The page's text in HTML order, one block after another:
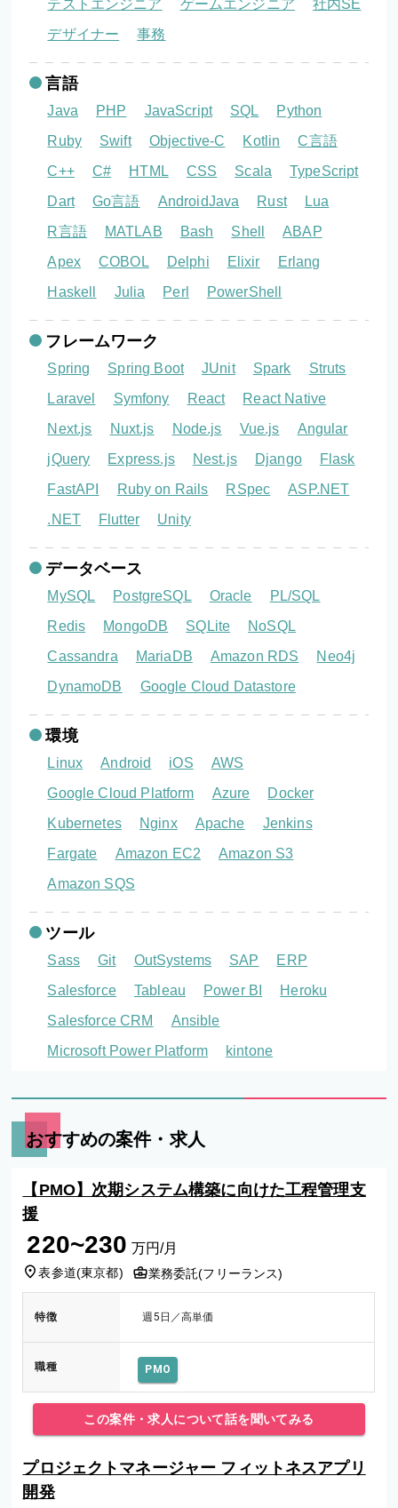
テストエンジニア ゲームエンジニア
社内SE
デザイナー
事務
言語
Java PHP JavaScript SQL
Python
Ruby
Swift Objective-C Kotlin
C言語
C++
C# HTML CSS Scala
TypeScript
Dart
Go言語 AndroidJava Rust
Lua
R言語
MATLAB Bash Shell
ABAP
Apex
COBOL Delphi Elixir
Erlang
Haskell
Julia Perl PowerShell
フレームワーク
Spring Spring Boot JUnit Spark
Struts
Laravel
Symfony React
React Native
Next.js
Nuxt.js Node.js Vue.js
Angular
jQuery
Express.js Nest.js Django
Flask
FastAPI
Ruby on Rails RSpec
ASP.NET
.NET
Flutter Unity
データベース
MySQL PostgreSQL Oracle
PL/SQL
Redis
MongoDB SQLite
NoSQL
Cassandra
MariaDB Amazon RDS
Neo4j
DynamoDB
Google Cloud Datastore
環境
Linux Android iOS
AWS
Google Cloud Platform
Azure
Docker
Kubernetes
Nginx Apache
Jenkins
Fargate
Amazon EC2
Amazon S3
Amazon SQS
ツール
Sass Git OutSystems SAP
ERP
Salesforce
Tableau Power BI
Heroku
Salesforce CRM
Ansible
Microsoft Power Platform
kintone
おすすめの案件・求人
【PMO】次期システム構築に向けた工程管理支
援
220~230 万円/月
表参道(東京都) 業務委託(フリーランス)
特徴 週5日／高単価
職種 PMO
この案件・求人について話を聞いてみる
プロジェクトマネージャー フィットネスアプリ
開発